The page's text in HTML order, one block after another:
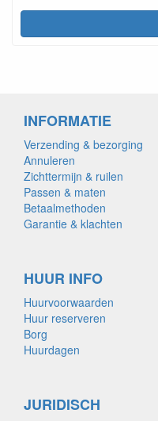
INFORMATIE
Verzending & bezorging
Annuleren
Zichttermijn & ruilen
Passen & maten
Betaalmethoden
Garantie & klachten
HUUR INFO
Huurvoorwaarden
Huur reserveren
Borg
Huurdagen
JURIDISCH